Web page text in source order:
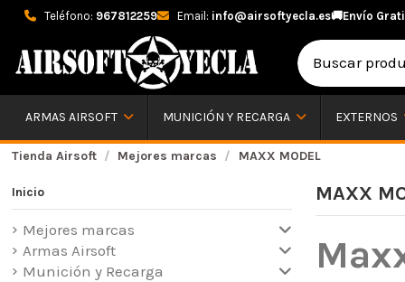
Teléfono: 967812259 Email: info@airsoftyecla.es🚚Envío
ARMAS AIRSOFT MUNICIÓN Y RECARGA EXTERNOS
Tienda Airsoft Mejores marcas MAXX MODEL
MAXX
Inicio
Mejores marcas
Armas Airsoft
Munición y Recarga